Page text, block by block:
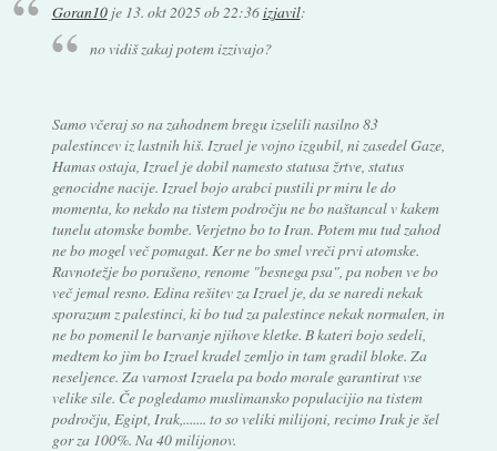
Goran10je 13. okt 2025 ob 22:36izjavil:
no vidiš zakaj potem izzivajo?
Samo včeraj so na zahodnem bregu izselili nasilno 83
palestincev iz lastnih hiš. Izrael je vojno izgubil, ni zasedel Gaze,
Hamas ostaja, Izrael je dobil namesto statusa žrtve, status
genocidne nacije. Izrael bojo arabci pustili pr miru le do
momenta, ko nekdo na tistem področju ne bo naštancal v kakem
tunelu atomske bombe. Verjetno bo to Iran. Potem mu tud zahod
ne bo mogel več pomagat. Ker ne bo smel vreči prvi atomske.
Ravnotežje bo porušeno, renome "besnega psa", pa noben ve bo
več jemal resno. Edina rešitev za Izrael je, da se naredi nekak
sporazum z palestinci, ki bo tud za palestince nekak normalen, in
ne bo pomenil le barvanje njihove kletke. B kateri bojo sedeli,
medtem ko jim bo Izrael kradel zemljo in tam gradil bloke. Za
neseljence. Za varnost Izraela pa bodo morale garantirat vse
velike sile. Če pogledamo muslimansko populacijio na tistem
področju, Egipt, Irak,....... to so veliki milijoni, recimo Irak je šel
gor za 100%. Na 40 milijonov.